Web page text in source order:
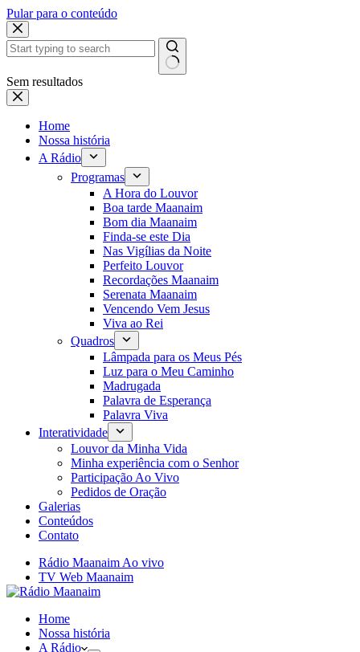
Pular para o conteúdo
Sem resultados
Home
Nossa história
A Rádio
Programas
A Hora do Louvor
Boa tarde Maanaim
Bom dia Maanaim
Finda-se este Dia
Nas Vigílias da Noite
Perfeito Louvor
Recordações Maanaim
Serenata Maanaim
Vencendo Vem Jesus
Viva ao Rei
Quadros
Lâmpada para os Meus Pés
Luz para o Meu Caminho
Madrugada
Palavra de Esperança
Palavra Viva
Interatividade
Louvor da Minha Vida
Minha experiência com o Senhor
Participação Ao Vivo
Pedidos de Oração
Galerias
Conteúdos
Contato
Rádio Maanaim Ao vivo
TV Web Maanaim
Home
Nossa história
A Rádio